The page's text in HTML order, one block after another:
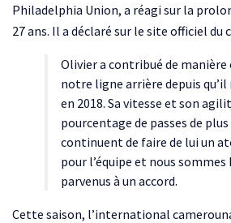
Philadelphia Union, a réagi sur la
27 ans. Il a déclaré sur le site officiel du
Olivier a contribué de
notre ligne arrière depuis
en 2018. Sa vitesse et son
pourcentage de passes de
continuent de faire de lui un
pour l’équipe et nous sommes
parvenus à un accord.
Cette saison, l’international